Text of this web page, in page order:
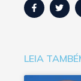
LEIA